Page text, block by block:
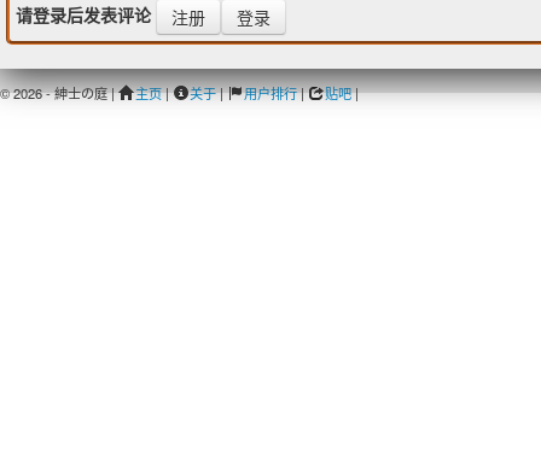
请登录后发表评论 注册 登录
© 2026 - 紳士の庭 | 主页| 关于| 用户排行| 贴吧|